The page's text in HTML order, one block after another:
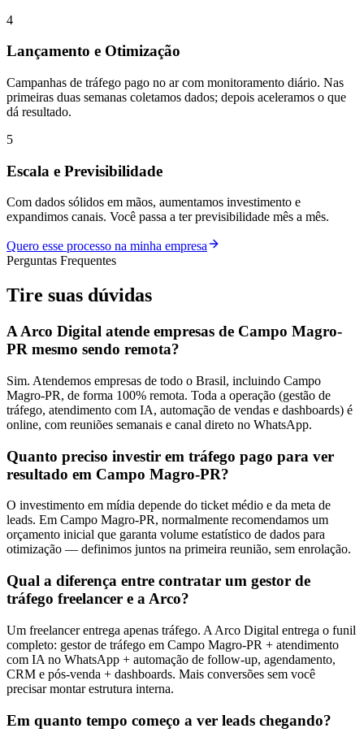
4
Lançamento e Otimização
Campanhas de tráfego pago no ar com monitoramento diário. Nas
primeiras duas semanas coletamos dados; depois aceleramos o que
dá resultado.
5
Escala e Previsibilidade
Com dados sólidos em mãos, aumentamos investimento e
expandimos canais. Você passa a ter previsibilidade mês a mês.
Quero esse processo na minha empresa
Perguntas Frequentes
Tire suas dúvidas
A Arco Digital atende empresas de Campo Magro-
PR mesmo sendo remota?
Sim. Atendemos empresas de todo o Brasil, incluindo Campo
Magro-PR, de forma 100% remota. Toda a operação (gestão de
tráfego, atendimento com IA, automação de vendas e dashboards) é
online, com reuniões semanais e canal direto no WhatsApp.
Quanto preciso investir em tráfego pago para ver
resultado em Campo Magro-PR?
O investimento em mídia depende do ticket médio e da meta de
leads. Em Campo Magro-PR, normalmente recomendamos um
orçamento inicial que garanta volume estatístico de dados para
otimização — definimos juntos na primeira reunião, sem enrolação.
Qual a diferença entre contratar um gestor de
tráfego freelancer e a Arco?
Um freelancer entrega apenas tráfego. A Arco Digital entrega o funil
completo: gestor de tráfego em Campo Magro-PR + atendimento
com IA no WhatsApp + automação de follow-up, agendamento,
CRM e pós-venda + dashboards. Mais conversões sem você
precisar montar estrutura interna.
Em quanto tempo começo a ver leads chegando?